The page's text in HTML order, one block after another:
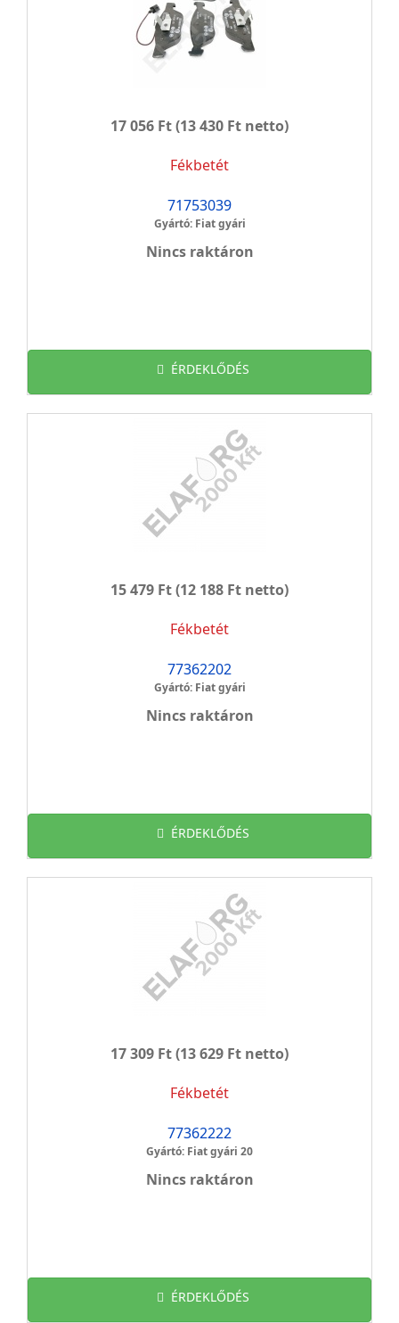
17 056 Ft(13 430 Ft netto)
Fékbetét
71753039
Gyártó: Fiat gyári
Nincs raktáron
ÉRDEKLŐDÉS
15 479 Ft(12 188 Ft netto)
Fékbetét
77362202
Gyártó: Fiat gyári
Nincs raktáron
ÉRDEKLŐDÉS
17 309 Ft(13 629 Ft netto)
Fékbetét
77362222
Gyártó: Fiat gyári 20
Nincs raktáron
ÉRDEKLŐDÉS